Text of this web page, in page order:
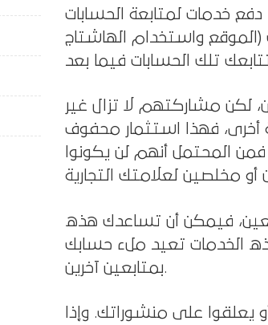
خدمات لمتابعة الحسابات
(الموقع واستخدام الهاشتاج
لكن مشاركتهم لا تزال غير
أخرى، فهذا استثمار محفوف
المحتمل أنهم لن يكونوا
فيمكن أن تساعدك هذه
هذه الخدمات تعيد ملء حسابك
يعلقوا على منشوراتك. وإذا